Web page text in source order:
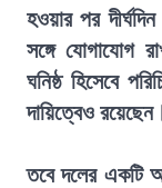
হওয়ার পর
সঙ্গে যোগাযোগ
ঘনিষ্ঠ হিসেবে
দায়িত্বেও
তবে দলের একটি